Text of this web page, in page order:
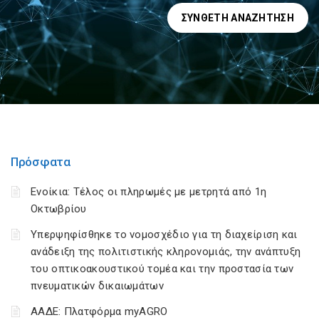
ΣΎΝΘΕΤΗ ΑΝΑΖΉΤΗΣΗ
Πρόσφατα
Ενοίκια: Τέλος οι πληρωμές με μετρητά από 1η
Οκτωβρίου
Υπερψηφίσθηκε το νομοσχέδιο για τη διαχείριση και
ανάδειξη της πολιτιστικής κληρονομιάς, την ανάπτυξη
του οπτικοακουστικού τομέα και την προστασία των
πνευματικών δικαιωμάτων
ΑΑΔΕ: Πλατφόρμα myAGRO